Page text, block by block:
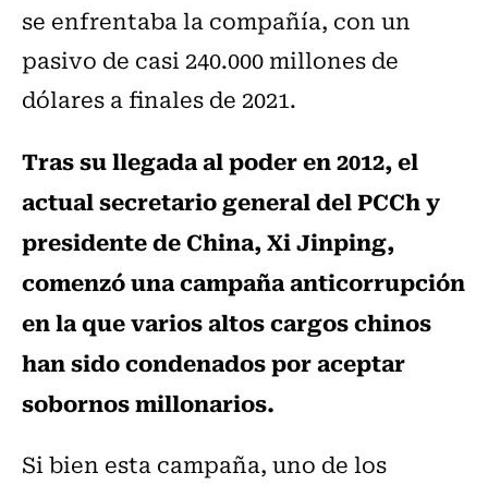
se enfrentaba la compañía, con un
pasivo de casi 240.000 millones de
dólares a finales de 2021.
Tras su llegada al poder en 2012, el
actual secretario general del PCCh y
presidente de China, Xi Jinping,
comenzó una campaña anticorrupción
en la que varios altos cargos chinos
han sido condenados por aceptar
sobornos millonarios.
Si bien esta campaña, uno de los